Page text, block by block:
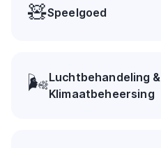
🧸Speelgoed
🌬️Luchtbehandeling &
Klimaatbeheersing